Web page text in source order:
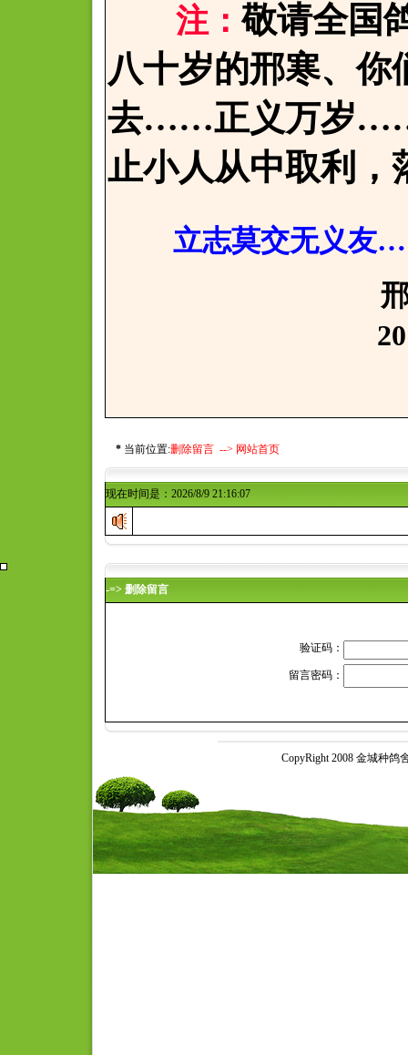
注： 敬请全国
八十岁的邢寒、你
去……正义万岁……
止小人从中取利，
立志莫交无义友
邢寒
2017年7
* 当前位置:删除留言 --> 网站首页
现在时间是：2026/8/9 21:16:07
-=> 删除留言
验证码：
留言密码：
CopyRight 2008 金城种鸽